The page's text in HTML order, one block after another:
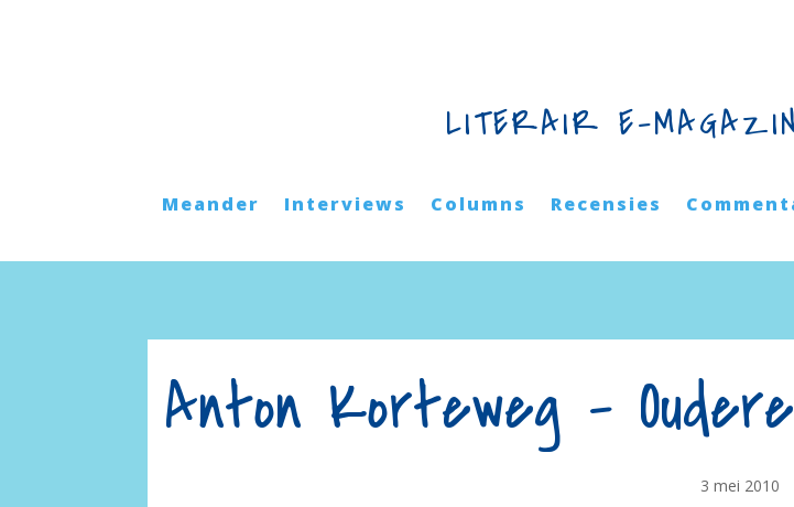
LITERAIR E-
Meander Interviews Columns Recensies
Anton Korteweg –
3 mei 2010